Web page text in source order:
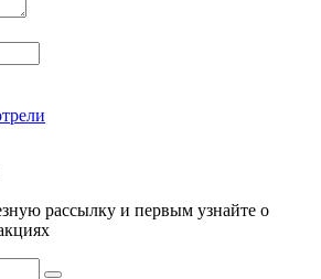
рассылку и первым узнайте о